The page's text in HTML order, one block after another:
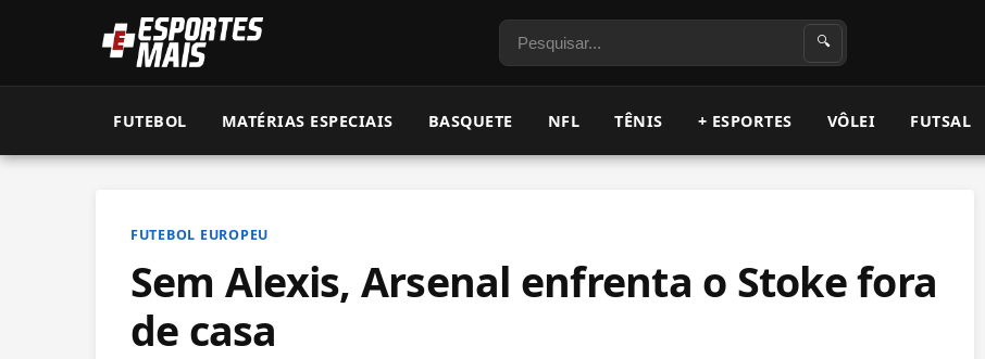
Pesquisar 🔍
FUTEBOL MATÉRIAS ESPECIAIS BASQUETE NFL TÊNIS + ESPORTES VÔLEI FUTSAL
FUTEBOL EUROPEU
Sem Alexis, Arsenal enfrenta o Stoke fora
de casa